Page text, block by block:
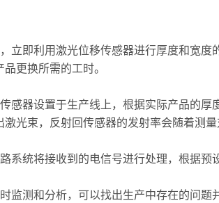
立即利用激光位移传感器进行厚度和宽度
更换所需的工时。
感器设置于生产线上，根据实际产品的
激光束，反射回传感器的发射率会随着测量
系统将接收到的电信号进行处理，根据预
监测和分析，可以找出生产中存在的问题